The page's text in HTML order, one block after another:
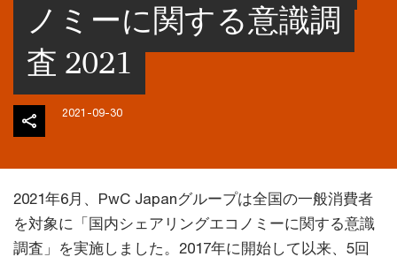
ノミーに関する意識調
査 2021
2021-09-30
2021年6月、PwC Japanグループは全国の一般消費者
を対象に「国内シェアリングエコノミーに関する意識
調査」を実施しました。2017年に開始して以来、5回